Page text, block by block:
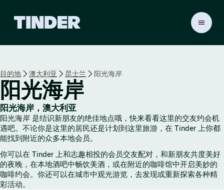
r
首
页
目的地 澳大利亚 昆士兰 阳光海岸
阳光海岸
阳光海岸，澳大利亚
阳光海岸 是结识新朋友的绝佳地点哦，快来看看这里的交友约会机
遇吧。不论你是这里的居民还是计划到这里旅游，在 Tinder 上你都
能找到附近的众多本地会员。
你可以在 Tinder 上和志趣相投的会员交友配对，和新朋友共度美好
的夜晚，在本地酒吧中畅饮美酒，或在附近的咖啡馆中开启美妙的
咖啡约会。你还可以在城市中观光游览，去发现或重新探索各种精
彩活动。